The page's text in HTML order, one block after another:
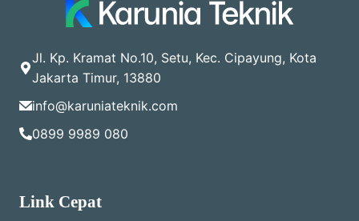
Jl. Kp. Kramat No.10, Setu, Kec. Cipayung, Kota
Jakarta Timur, 13880
info@karuniateknik.com
0899 9989 080
Link Cepat